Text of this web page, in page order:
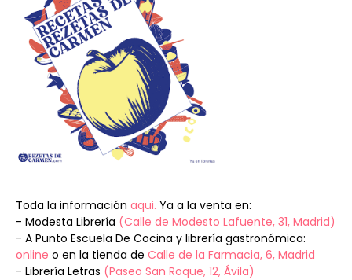
Toda la información aqui. Ya a la venta en:
- Modesta Librería (Calle de Modesto Lafuente, 31, Madrid)
- A Punto Escuela De Cocina y librería gastronómica:
online o en la tienda de Calle de la Farmacia, 6, Madrid
- Librería Letras (Paseo San Roque, 12, Ávila)